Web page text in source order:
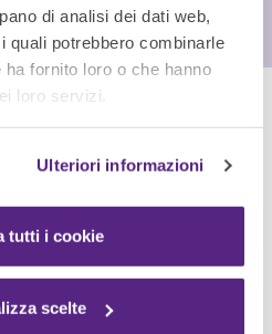
di analisi dei dati web,
quali potrebbero combinarle
fornito loro o che hanno
loro servizi.
Ulteriori informazioni
tutti i cookie
scelte